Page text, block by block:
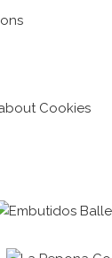
Cookies